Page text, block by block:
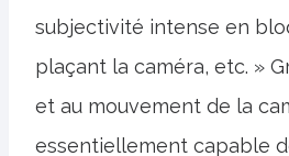
subjectivité intense en
plaçant la caméra, etc. »
et au mouvement de la
essentiellement capable